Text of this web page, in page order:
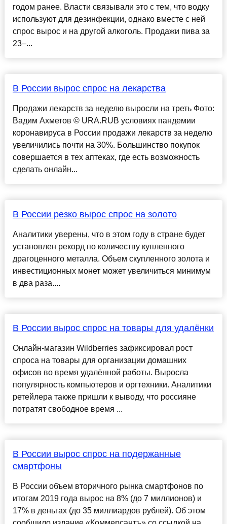
годом ранее. Власти связывали это с тем, что водку
используют для дезинфекции, однако вместе с ней
спрос вырос и на другой алкоголь. Продажи пива за
23–...
В России вырос спрос на лекарства
Продажи лекарств за неделю выросли на треть Фото:
Вадим Ахметов © URA.RUВ условиях пандемии
коронавируса в России продажи лекарств за неделю
увеличились почти на 30%. Большинство покупок
совершается в тех аптеках, где есть возможность
сделать онлайн...
В России резко вырос спрос на золото
Аналитики уверены, что в этом году в стране будет
установлен рекорд по количеству купленного
драгоценного металла. Объем скупленного золота и
инвестиционных монет может увеличиться минимум
в два раза....
В России вырос спрос на товары для удалёнки
Онлайн-магазин Wildberries зафиксировал рост
спроса на товары для организации домашних
офисов во время удалённой работы. Выросла
популярность компьютеров и оргтехники. Аналитики
ретейлера также пришли к выводу, что россияне
потратят свободное время ...
В России вырос спрос на подержанные
смартфоны
В России объем вторичного рынка смартфонов по
итогам 2019 года вырос на 8% (до 7 миллионов) и
17% в деньгах (до 35 миллиардов рублей). Об этом